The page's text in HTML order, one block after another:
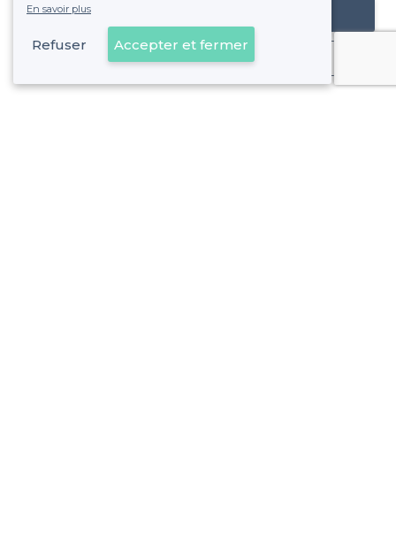
Référencer mon établissement
Déjà client
En savoir plus
Refuser Accepter et fermer